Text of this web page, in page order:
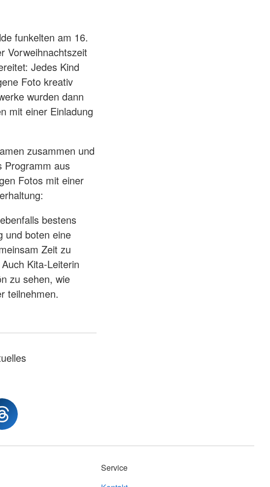
funkelten am 16.
Vorweihnachtszeit
Jedes Kind
Foto kreativ
wurden dann
mit einer Einladung
zusammen und
Programm aus
Fotos mit einer
bestens
und boten eine
Zeit zu
Kita-Leiterin
zu sehen, wie
teilnehmen.
Service